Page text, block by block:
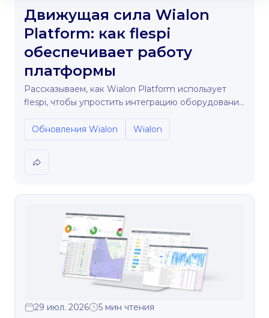
Движущая сила Wialon
Platform: как flespi
обеспечивает работу
платформы
Рассказываем, как Wialon Platform использует
flespi, чтобы упростить интеграцию оборудования
автопарков.
Обновления Wialon Wialon
29 июл. 2026 5 мин чтения